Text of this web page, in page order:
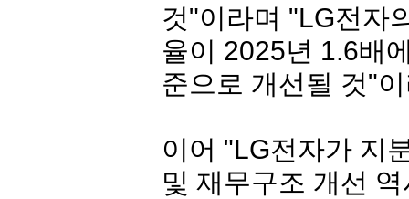
것"이라며 "LG전자
율이 2025년 1.6배
준으로 개선될 것"
이어 "LG전자가 지
및 재무구조 개선